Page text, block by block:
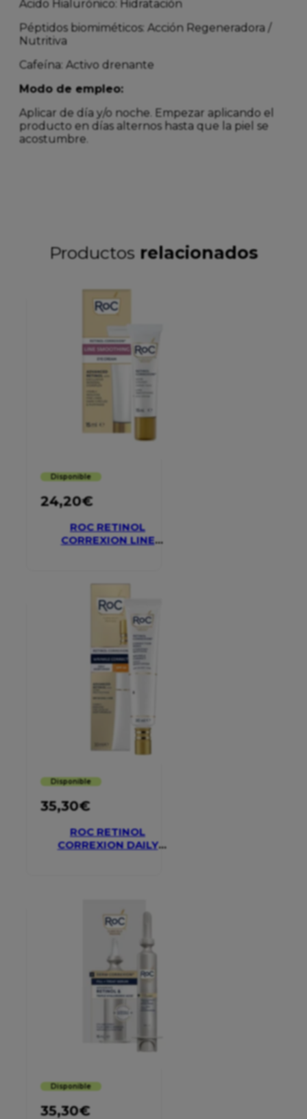
Ácido Hialurónico: Hidratación
Péptidos biomiméticos: Acción Regeneradora /
Nutritiva
Cafeína: Activo drenante
Modo de empleo:
Aplicar de día y/o noche. Empezar aplicando el
producto en días alternos hasta que la piel se
acostumbre.
Productos relacionados
Disponible
24,20€
ROC RETINOL
CORREXION LINE
Disponible
35,30€
ROC RETINOL
CORREXION DAILY
Disponible
35,30€